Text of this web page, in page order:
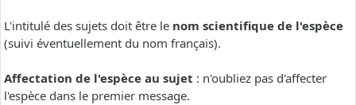
L'intitulé des sujets doit être le nom scientifique de l'espèce
(suivi éventuellement du nom français).
Affectation de l'espèce au sujet : n'oubliez pas d'affecter
l'espèce dans le premier message.